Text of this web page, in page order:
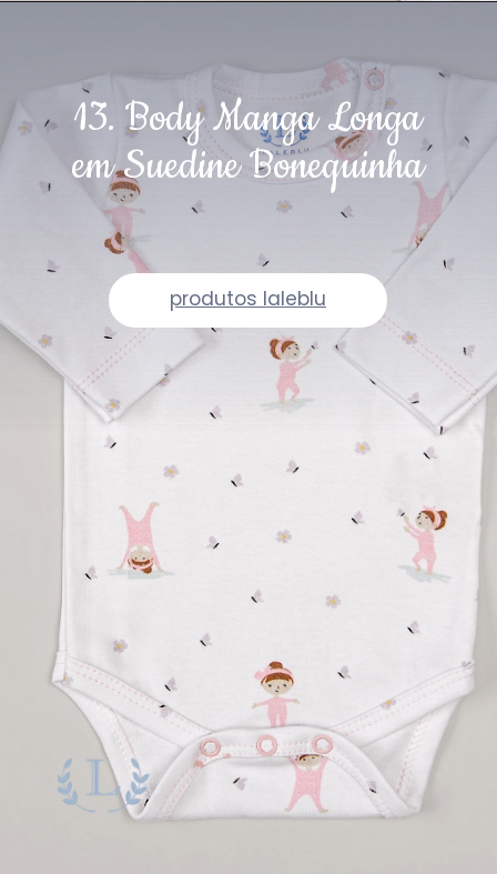
13. Body Manga Longa
em Suedine Bonequinha
produtos laleblu